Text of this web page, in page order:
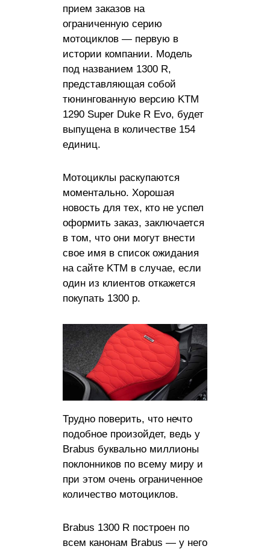
прием заказов на
ограниченную серию
мотоциклов — первую в
истории компании. Модель
под названием 1300 R,
представляющая собой
тюнингованную версию KTM
1290 Super Duke R Evo, будет
выпущена в количестве 154
единиц.
Мотоциклы раскупаются
моментально. Хорошая
новость для тех, кто не успел
оформить заказ, заключается
в том, что они могут внести
свое имя в список ожидания
на сайте KTM в случае, если
один из клиентов откажется
покупать 1300 р.
Трудно поверить, что нечто
подобное произойдет, ведь у
Brabus буквально миллионы
поклонников по всему миру и
при этом очень ограниченное
количество мотоциклов.
Brabus 1300 R построен по
всем канонам Brabus — у него